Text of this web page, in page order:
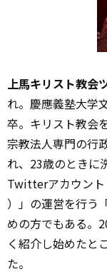
上馬キリスト教会
れ。慶應義塾大学
卒。キリスト教会
宗教法人専門の行
れ、23歳のときに
Twitterアカウント
）」の運営を行う
めの方でもある。
く紹介し始めたと
た。